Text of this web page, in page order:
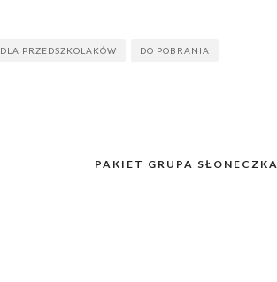
DLA PRZEDSZKOLAKÓW DO POBRANIA
PAKIET GRUPA SŁONECZKA